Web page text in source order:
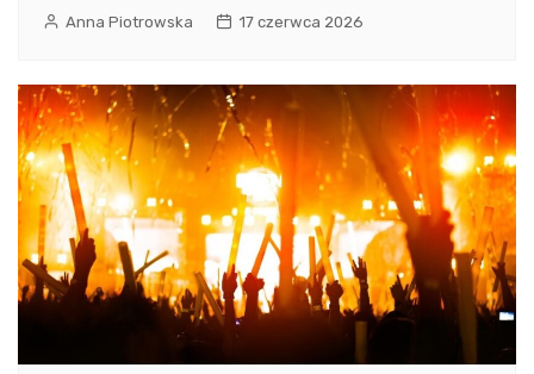
Anna Piotrowska 17 czerwca 2026